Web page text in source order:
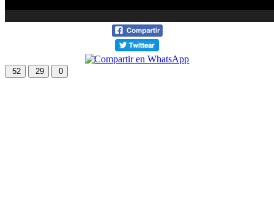
52 29 0